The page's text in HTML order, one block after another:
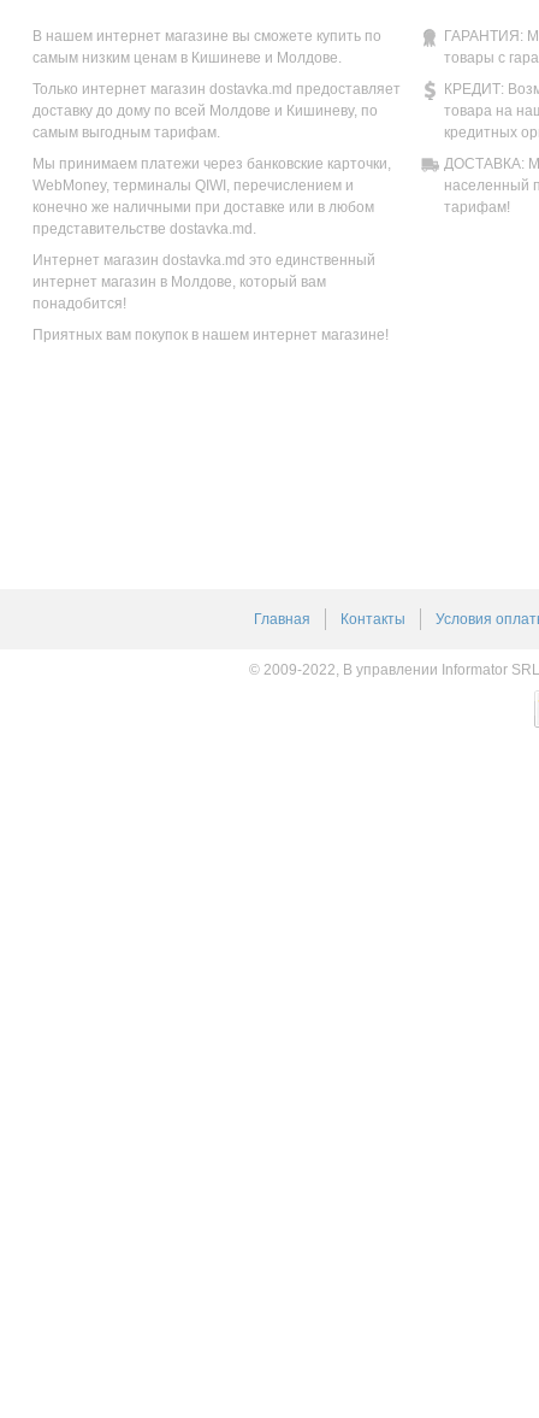
В нашем интернет магазине вы сможете купить по
самым низким ценам в Кишиневе и Молдове.
Только интернет магазин dostavka.md предоставляет
доставку до дому по всей Молдове и Кишиневу, по
самым выгодным тарифам.
Мы принимаем платежи через банковские карточки,
WebMoney, терминалы QIWI, перечислением и
конечно же наличными при доставке или в любом
представительстве dostavka.md.
Интернет магазин dostavka.md это единственный
интернет магазин в Молдове, который вам
понадобится!
Приятных вам покупок в нашем интернет магазине!
ГАРАНТИЯ:
товары с
КРЕДИТ:
товара на
кредитных
ДОСТАВКА:
населенный
тарифам!
Главная Контакты Условия
© 2009-2022, В управлении Informator SRL